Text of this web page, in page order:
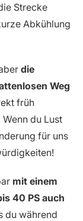
Strecke
Abkühlung
die
Weg
früh
du Lust
für uns
mit einem
40 PS auch
du während